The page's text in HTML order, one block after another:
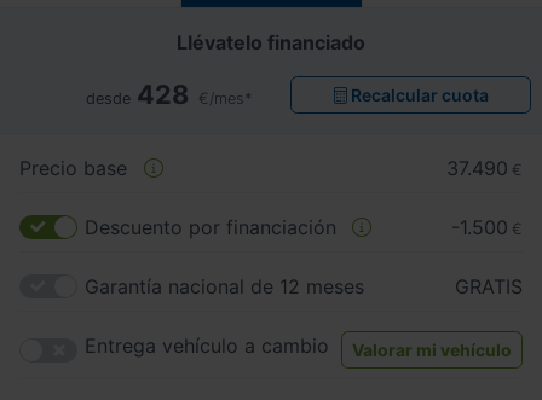
Llévatelo financiado
desde 428 €/mes* Recalcular cuota
Precio base 37.490 €
Descuento por financiación -1.500 €
Garantía nacional de 12 meses GRATIS
Entrega vehículo a cambio Valorar mi vehículo